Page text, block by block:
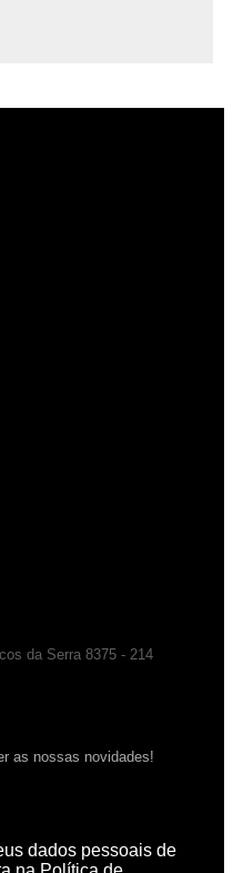
da Serra 8375 - 214
as nossas novidades!
dados pessoais de